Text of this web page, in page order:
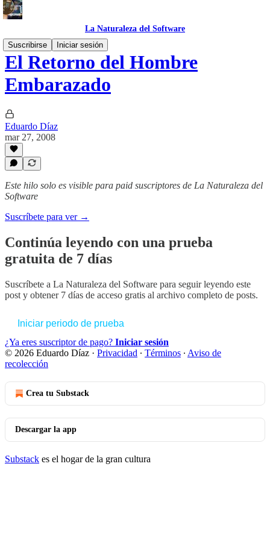
La Naturaleza del Software
Suscribirse
Iniciar sesión
El Retorno del Hombre
Embarazado
Eduardo Díaz
mar 27, 2008
Este hilo solo es visible para paid suscriptores de La Naturaleza del
Software
Suscríbete para ver →
Continúa leyendo con una prueba
gratuita de 7 días
Suscríbete a La Naturaleza del Software para seguir leyendo este
post y obtener 7 días de acceso gratis al archivo completo de posts.
Iniciar periodo de prueba
¿Ya eres suscriptor de pago? Iniciar sesión
© 2026 Eduardo Díaz · Privacidad ∙ Términos ∙ Aviso de
recolección
Crea tu Substack
Descargar la app
Substack es el hogar de la gran cultura